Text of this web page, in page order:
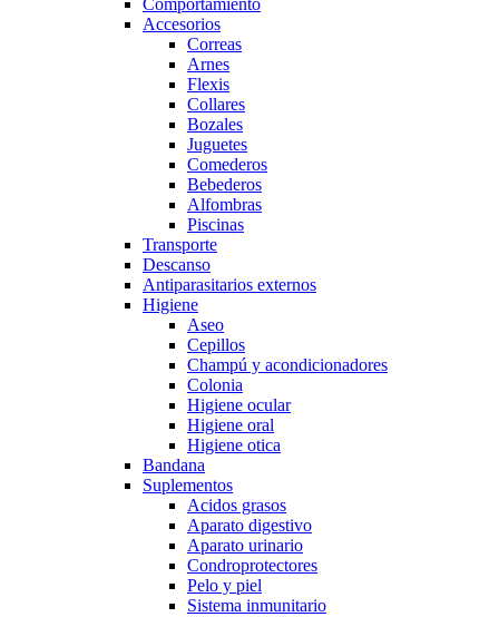
Comportamiento
Accesorios
Correas
Arnes
Flexis
Collares
Bozales
Juguetes
Comederos
Bebederos
Alfombras
Piscinas
Transporte
Descanso
Antiparasitarios externos
Higiene
Aseo
Cepillos
Champú y acondicionadores
Colonia
Higiene ocular
Higiene oral
Higiene otica
Bandana
Suplementos
Acidos grasos
Aparato digestivo
Aparato urinario
Condroprotectores
Pelo y piel
Sistema inmunitario